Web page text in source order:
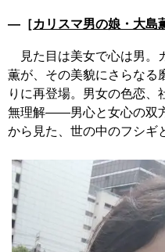
―［カリスマ男の娘・大島
見た目は美女で心は男。
薫が、その美貌にさらなる
りに再登場。男女の色恋、
無理解――男心と女心の双
から見た、世の中のフシギ